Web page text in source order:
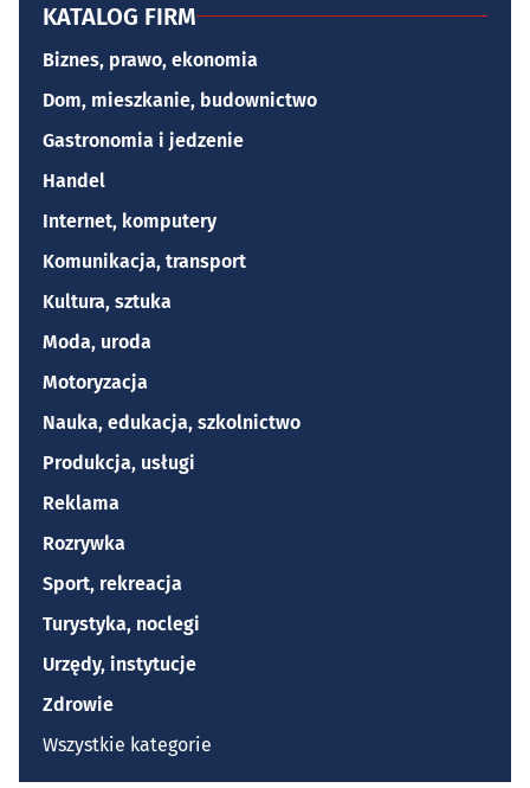
KATALOG FIRM
Biznes, prawo, ekonomia
Dom, mieszkanie, budownictwo
Gastronomia i jedzenie
Handel
Internet, komputery
Komunikacja, transport
Kultura, sztuka
Moda, uroda
Motoryzacja
Nauka, edukacja, szkolnictwo
Produkcja, usługi
Reklama
Rozrywka
Sport, rekreacja
Turystyka, noclegi
Urzędy, instytucje
Zdrowie
Wszystkie kategorie